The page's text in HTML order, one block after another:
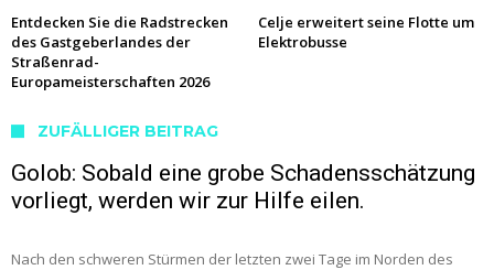
Entdecken Sie die Radstrecken
des Gastgeberlandes der
Straßenrad-
Europameisterschaften 2026
Celje erweitert seine Flotte um
Elektrobusse
ZUFÄLLIGER BEITRAG
Golob: Sobald eine grobe Schadensschätzung
vorliegt, werden wir zur Hilfe eilen.
Nach den schweren Stürmen der letzten zwei Tage im Norden des